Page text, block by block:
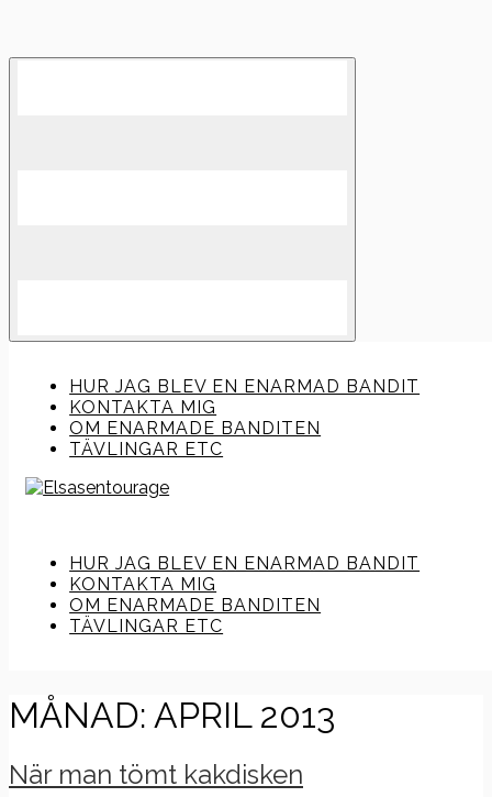
Skip
HUR JAG BLEV EN ENARMAD BANDIT
KONTAKTA MIG
OM ENARMADE BANDITEN
TÄVLINGAR ETC
HUR JAG BLEV EN ENARMAD BANDIT
KONTAKTA MIG
OM ENARMADE BANDITEN
TÄVLINGAR ETC
MÅNAD: APRIL 2013
När man tömt kakdisken